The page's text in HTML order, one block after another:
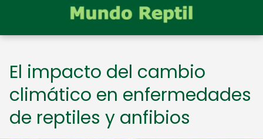
El impacto del cambio
climático en enfermedades
de reptiles y anfibios